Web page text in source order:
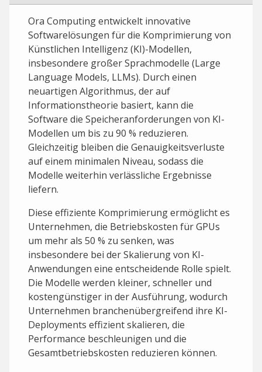
Ora Computing entwickelt innovative
Softwarelösungen für die Komprimierung von
Künstlichen Intelligenz (KI)-Modellen,
insbesondere großer Sprachmodelle (Large
Language Models, LLMs). Durch einen
neuartigen Algorithmus, der auf
Informationstheorie basiert, kann die
Software die Speicheranforderungen von KI-
Modellen um bis zu 90 % reduzieren.
Gleichzeitig bleiben die Genauigkeitsverluste
auf einem minimalen Niveau, sodass die
Modelle weiterhin verlässliche Ergebnisse
liefern.
Diese effiziente Komprimierung ermöglicht es
Unternehmen, die Betriebskosten für GPUs
um mehr als 50 % zu senken, was
insbesondere bei der Skalierung von KI-
Anwendungen eine entscheidende Rolle spielt.
Die Modelle werden kleiner, schneller und
kostengünstiger in der Ausführung, wodurch
Unternehmen branchenübergreifend ihre KI-
Deployments effizient skalieren, die
Performance beschleunigen und die
Gesamtbetriebskosten reduzieren können.